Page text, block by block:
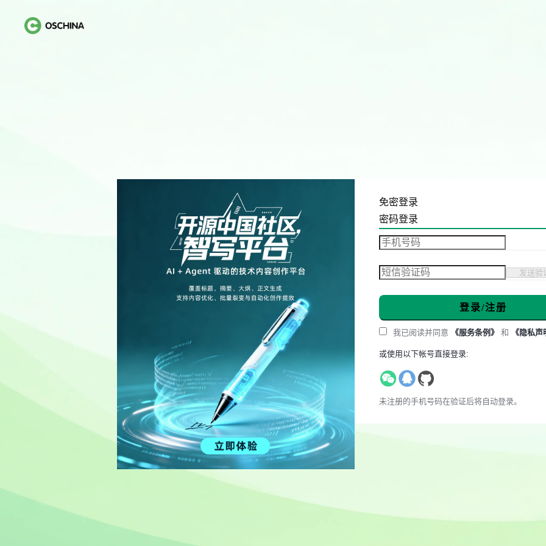
免密登录
密码登录
发送验
登录/注册
我已阅读并同意 《服务条例》 和 《隐私声
或使用以下帐号直接登录:
未注册的手机号码在验证后将自动登录。